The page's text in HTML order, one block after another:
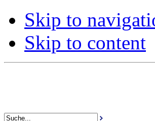
Skip to
Skip to content